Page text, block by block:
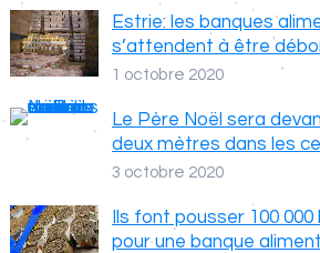
Estrie: les banques
s’attendent à être
1 octobre 2020
Le Père Noël sera
deux mètres dans les
3 octobre 2020
Ils font pousser 100
pour une banque